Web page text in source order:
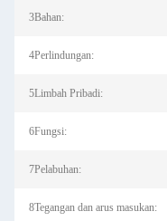
3Bahan:
4Perlindungan:
5Limbah Pribadi:
6Fungsi:
7Pelabuhan:
8Tegangan dan arus masukan: